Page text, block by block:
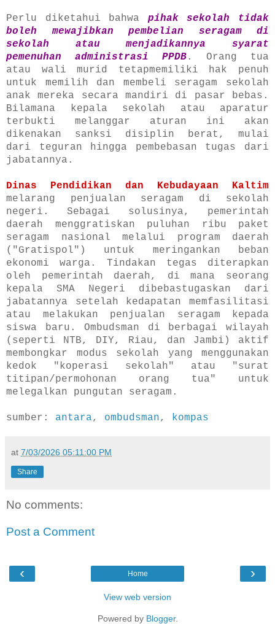
Perlu diketahui bahwa pihak sekolah tidak
boleh mewajibkan pembelian seragam di
sekolah atau menjadikannya syarat
pemenuhan administrasi PPDB . Orang tua
atau wali murid tetapmemiliki hak penuh
untuk memilih dan membeli seragam sekolah
anak mereka secara mandiri di pasar bebas.
Bilamana kepala sekolah atau aparatur
terbukti melanggar aturan ini akan
dikenakan sanksi disiplin berat, mulai
dari teguran hingga pembebasan tugas dari
jabatannya.
Dinas Pendidikan dan Kebudayaan Kaltim
melarang penjualan seragam di sekolah
negeri. Sebagai solusinya, pemerintah
daerah menggratiskan puluhan ribu paket
seragam nasional melalui program daerah
("Gratispol") untuk meringankan beban
ekonomi warga. Tindakan tegas diterapkan
oleh pemerintah daerah, di mana seorang
kepala SMA Negeri dibebastugaskan dari
jabatannya setelah kedapatan memfasilitasi
atau melakukan penjualan seragam kepada
siswa baru. Ombudsman di berbagai wilayah
(seperti NTB, DIY, Riau, dan Jambi) aktif
membongkar modus sekolah yang menggunakan
kedok "koperasi sekolah" atau "surat
titipan/permohonan orang tua" untuk
melegalkan pungutan seragam.
sumber: antara, ombudsman, kompas
at 7/03/2026 05:11:00 PM
Share
No comments:
Post a Comment
‹ ›
Home
View web version
Powered by Blogger.